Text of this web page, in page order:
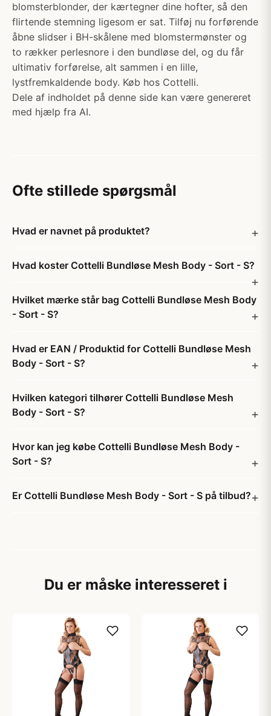
blomsterblonder, der kærtegner dine hofter, så den
flirtende stemning ligesom er sat. Tilføj nu forførende
åbne slidser i BH-skålene med blomstermønster og
to rækker perlesnore i den bundløse del, og du får
ultimativ forførelse, alt sammen i en lille,
lystfremkaldende body. Køb hos Cottelli.
Dele af indholdet på denne side kan være genereret
med hjælp fra AI.
Ofte stillede spørgsmål
Hvad er navnet på produktet?
Hvad koster Cottelli Bundløse Mesh Body - Sort - S?
Hvilket mærke står bag Cottelli Bundløse Mesh Body
- Sort - S?
Hvad er EAN / Produktid for Cottelli Bundløse Mesh
Body - Sort - S?
Hvilken kategori tilhører Cottelli Bundløse Mesh
Body - Sort - S?
Hvor kan jeg købe Cottelli Bundløse Mesh Body -
Sort - S?
Er Cottelli Bundløse Mesh Body - Sort - S på tilbud?
Du er måske interesseret i